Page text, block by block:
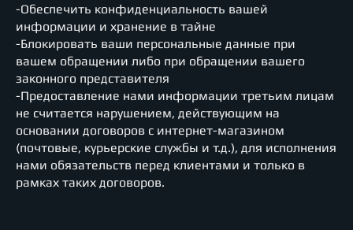
-Обеспечить конфиденциальность вашей
информации и хранение в тайне
-Блокировать ваши персональные данные при
вашем обращении либо при обращении вашего
законного представителя
-Предоставление нами информации третьим лицам
не считается нарушением, действующим на
основании договоров с интернет-магазином
(почтовые, курьерские службы и т.д.), для исполнения
нами обязательств перед клиентами и только в
рамках таких договоров.